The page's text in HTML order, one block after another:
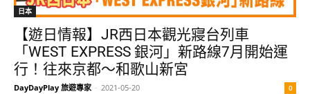
日本
【遊日情報】JR西日本觀光寢台列車
「WEST EXPRESS 銀河」新路線7月開始運
行！往來京都～和歌山新宮
DayDayPlay 旅遊專家 - 2021-05-20 0